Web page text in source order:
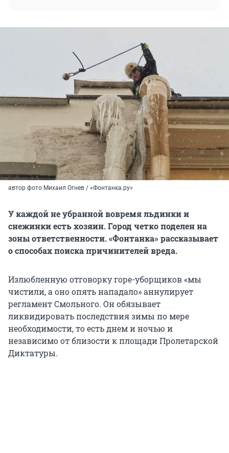
автор фото Михаил Огнев / «Фонтанка.ру»
У каждой не убранной вовремя льдинки и
снежинки есть хозяин. Город четко поделен на
зоны ответственности. «Фонтанка» рассказывает
о способах поиска причинителей вреда.
Излюбленную отговорку горе-уборщиков «мы
чистили, а оно опять нападало» аннулирует
регламент Смольного. Он обязывает
ликвидировать последствия зимы по мере
необходимости, то есть днем и ночью и
независимо от близости к площади Пролетарской
Диктатуры.